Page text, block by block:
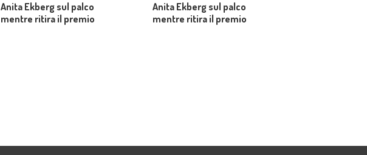
Anita Ekberg sul palco
mentre ritira il premio
Anita Ekberg sul palco
mentre ritira il premio